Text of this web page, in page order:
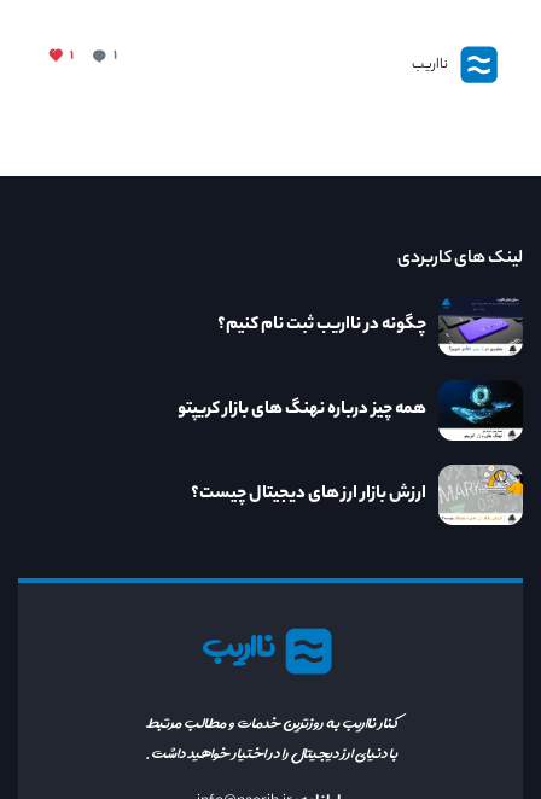
نااریب ۱ ۱
نااریب
کنار نااریب به روزترین خدمات و مطالب مرتبط
با دنیای ارز دیجیتال را در اختیار خواهید داشت.
لینک های کاربردی
چگونه در نااریب ثبت نام کنیم؟
همه چیز درباره نهنگ های بازار کریپتو
ارزش بازار ارز های دیجیتال چیست؟